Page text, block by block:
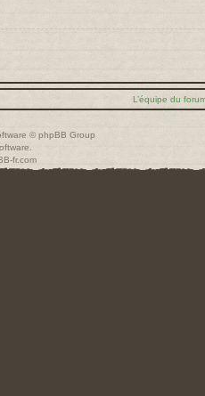
L’équipe du
© phpBB Group
fr.com